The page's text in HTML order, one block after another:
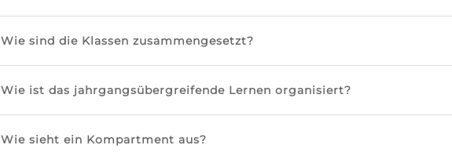
Wie sind die Klassen zusammengesetzt?
Wie ist das jahrgangsübergreifende Lernen organisiert?
Wie sieht ein Kompartment aus?